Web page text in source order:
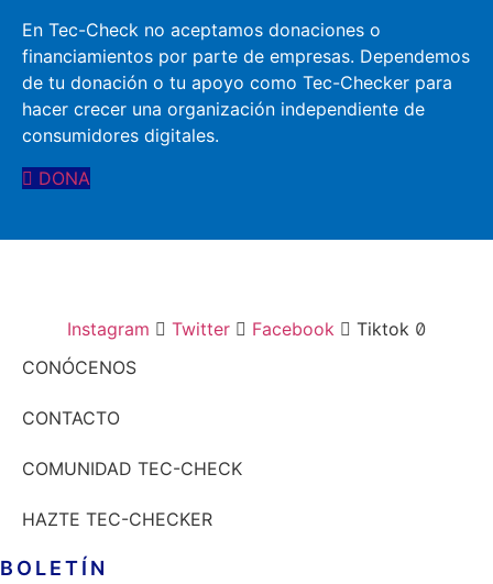
En Tec-Check no aceptamos donaciones o
financiamientos por parte de empresas. Dependemos
de tu donación o tu apoyo como Tec-Checker para
hacer crecer una organización independiente de
consumidores digitales.​
DONA
Instagram Twitter Facebook
Tiktok
CONÓCENOS
CONTACTO
COMUNIDAD TEC-CHECK
HAZTE TEC-CHECKER
BOLETÍN